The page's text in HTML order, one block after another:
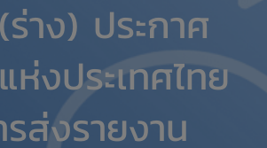
าง) ประกาศ
ห่งประเทศไทย
ส่งรายงาน